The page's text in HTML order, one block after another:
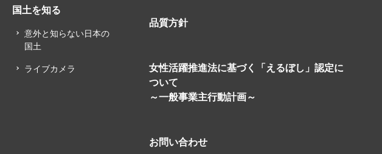
国土を知る
意外と知らない日本の
国土
ライブカメラ
品質方針
女性活躍推進法に基づく「えるぼし」認定に
ついて
～一般事業主行動計画～
お問い合わせ